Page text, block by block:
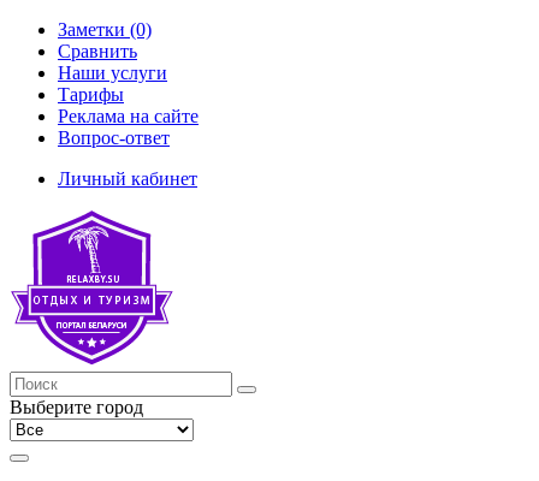
Заметки (0)
Сравнить
Наши услуги
Тарифы
Реклама на сайте
Вопрос-ответ
Личный кабинет
Выберите город